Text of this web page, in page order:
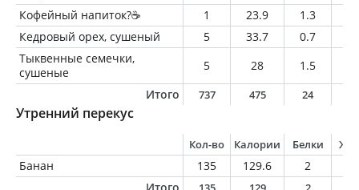
Кофейный напиток?☕️
1 23.9 1.3
Кедровый орех, сушеный
5 33.7 0.7
Тыквенные семечки,
сушеные
5 28 1.5
Итого
737 475 24
Утренний перекус
Кол-во Калории Белки
Банан 135 129.6 2